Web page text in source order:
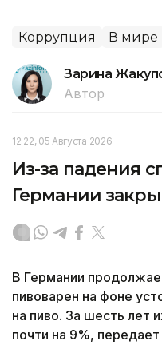
Коррупция В мире
Зарина
Автор
12:22, 05 Августа 2026
Из-за падения
Германии
В Германии
пивоварен на фоне
на пиво. За шесть лет
почти на 9%,